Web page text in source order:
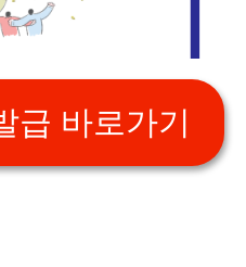
급 바로가기